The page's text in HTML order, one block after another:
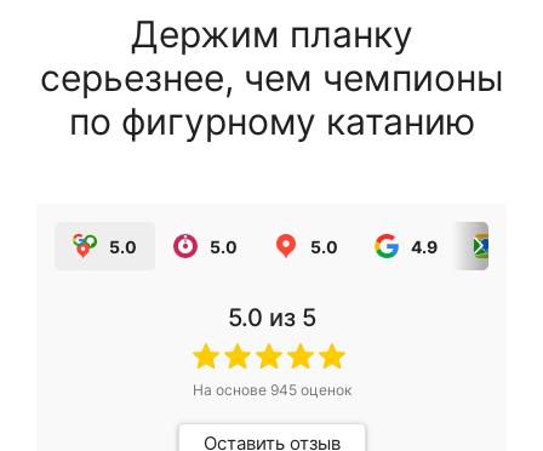
Держим планку
серьезнее, чем чемпионы
по фигурному катанию
5.0 5.0 5.0 4.9
5.0 из 5
На основе 945оценок
Оставить отзыв